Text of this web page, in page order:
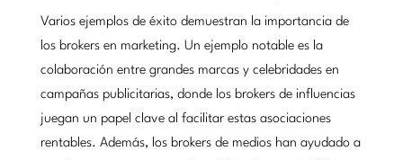
Varios ejemplos de éxito demuestran la importancia de
los brokers en marketing. Un ejemplo notable es la
colaboración entre grandes marcas y celebridades en
campañas publicitarias, donde los brokers de influencias
juegan un papel clave al facilitar estas asociaciones
rentables. Además, los brokers de medios han ayudado a